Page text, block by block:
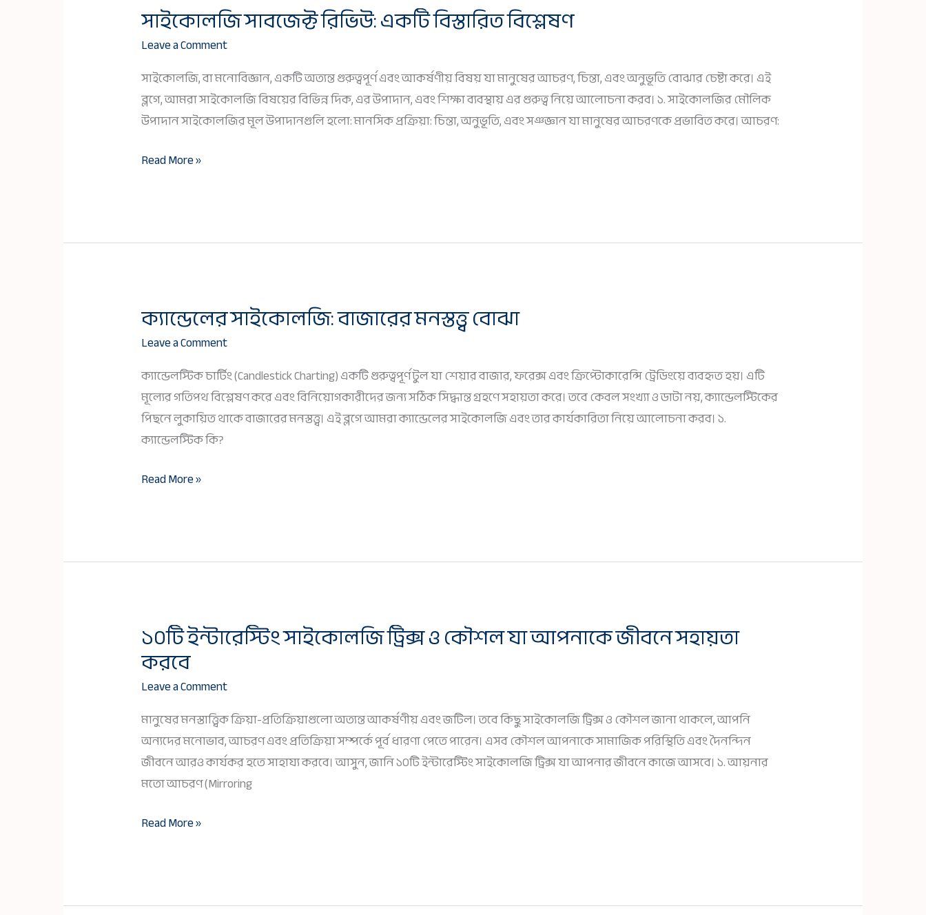
সাইকোলজি সাবজেক্ট রিভিউ: একটি বিস্তারিত বিশ্লেষণ
Leave a Comment
সাইকোলজি, বা মনোবিজ্ঞান, একটি অত্যন্ত গুরুত্বপূর্ণ এবং আকর্ষণীয় বিষয় যা মানুষের আচরণ, চিন্তা, এবং অনুভূতি বোঝার চেষ্টা করে। এই
ব্লগে, আমরা সাইকোলজি বিষয়ের বিভিন্ন দিক, এর উপাদান, এবং শিক্ষা ব্যবস্থায় এর গুরুত্ব নিয়ে আলোচনা করব। ১. সাইকোলজির মৌলিক
উপাদান সাইকোলজির মূল উপাদানগুলি হলো: মানসিক প্রক্রিয়া: চিন্তা, অনুভূতি, এবং সঞ্জ্ঞান যা মানুষের আচরণকে প্রভাবিত করে। আচরণ:
সাইকোলজি
সাবজেক্ট
একটি
বিস্তারিত
বিশ্লেষণ
Read More »
ক্যান্ডেলের সাইকোলজি: বাজারের মনস্তত্ত্ব বোঝা
Leave a Comment
ক্যান্ডেলস্টিক চার্টিং (Candlestick Charting) একটি গুরুত্বপূর্ণ টুল যা শেয়ার বাজার, ফরেক্স এবং ক্রিপ্টোকারেন্সি ট্রেডিংয়ে ব্যবহৃত হয়। এটি
মূল্যের গতিপথ বিশ্লেষণ করে এবং বিনিয়োগকারীদের জন্য সঠিক সিদ্ধান্ত গ্রহণে সহায়তা করে। তবে কেবল সংখ্যা ও ডাটা নয়, ক্যান্ডেলস্টিকের
পিছনে লুকায়িত থাকে বাজারের মনস্তত্ত্ব। এই ব্লগে আমরা ক্যান্ডেলের সাইকোলজি এবং তার কার্যকারিতা নিয়ে আলোচনা করব। ১.
ক্যান্ডেলস্টিক কি?
ক্যান্ডেলের
সাইকোলজি:
মনস্তত্ত্ব
বোঝা
Read More »
১০টি ইন্টারেস্টিং সাইকোলজি ট্রিক্স ও কৌশল যা আপনাকে জীবনে সহায়তা
করবে
Leave a Comment
মানুষের মনস্তাত্ত্বিক ক্রিয়া-প্রতিক্রিয়াগুলো অত্যন্ত আকর্ষণীয় এবং জটিল। তবে কিছু সাইকোলজি ট্রিক্স ও কৌশল জানা থাকলে, আপনি
অন্যদের মনোভাব, আচরণ এবং প্রতিক্রিয়া সম্পর্কে পূর্ব ধারণা পেতে পারেন। এসব কৌশল আপনাকে সামাজিক পরিস্থিতি এবং দৈনন্দিন
জীবনে আরও কার্যকর হতে সাহায্য করবে। আসুন, জানি ১০টি ইন্টারেস্টিং সাইকোলজি ট্রিক্স যা আপনার জীবনে কাজে আসবে। ১. আয়নার
মতো আচরণ (Mirroring
১০টি
ইন্টারেস্টিং
সাইকোলজি
ও
কৌশল
যা
আপনাকে
সহায়তা
Read More »